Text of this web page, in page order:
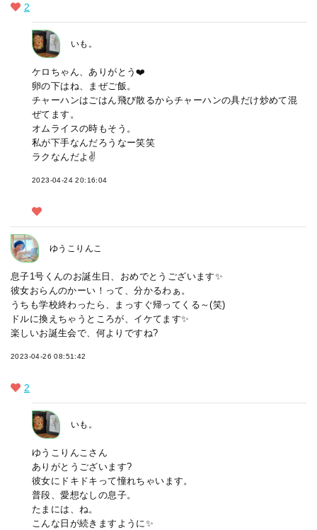
2
いも。
ケロちゃん、ありがとう❤️
卵の下はね、まぜご飯。
チャーハンはごはん飛び散るからチャーハンの具だけ炒めて混
ぜてます。
オムライスの時もそう。
私が下手なんだろうなー笑笑
ラクなんだよ✌️
2023-04-24 20:16:04
ゆうこりんこ
息子1号くんのお誕生日、おめでとうございます✨
彼女おらんのかーい！って、分かるわぁ。
うちも学校終わったら、まっすぐ帰ってくる～(笑)
ドルに換えちゃうところが、イケてます✨
楽しいお誕生会で、何よりですね?
2023-04-26 08:51:42
2
いも。
ゆうこりんこさん
ありがとうございます?
彼女にドキドキって憧れちゃいます。
普段、愛想なしの息子。
たまには、ね。
こんな日が続きますように✨